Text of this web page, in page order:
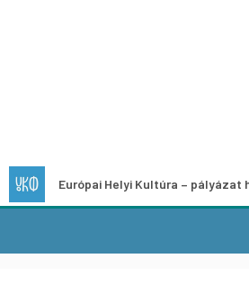
Helyi Kultúra – pályázat helyi